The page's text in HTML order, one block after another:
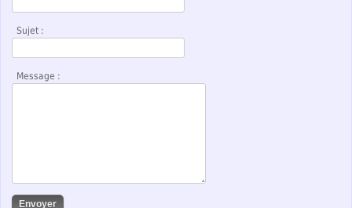
Sujet :
Message :